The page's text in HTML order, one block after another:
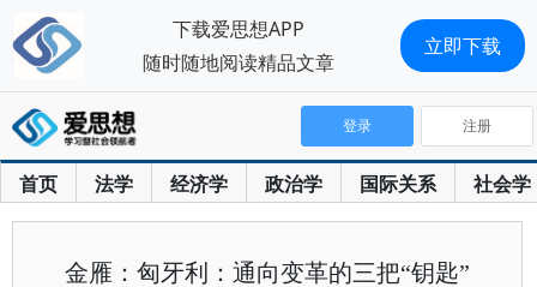
首页 法学 经济学 政治学 国际关系 社会学
登录 注册
金雁：匈牙利：通向变革的三把“钥匙”
下载爱思想APP
随时随地阅读精品文章
立即下载